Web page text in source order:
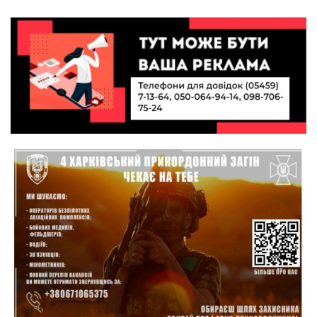
10:49
19 лип
Інтелектуальні злети та творчі перемоги:
історія успіху випускниці Вікторії Кондратенко
10:40
19 лип
Вірний присязі до останнього подиху:
підтримайте петицію про присвоєння звання
«Герой України» (посмертно) прикордоннику
Олександру Бойку
20:34
17 лип
Кохання попри все: як українці створюють сім’ї
в реаліях 2026 року
13:52
15 лип
І волейбол, і хімія на “відмінно”: неймовірна
історія успіху випускниці з Краснопілля
Анастасії Гонтар
13:27
15 лип
НБУ вводить нову банкноту 2 000 грн із
портретом легендарного українця: що
зміниться для наших гаманців
13:22
Гаманець у шоці: які продукти в Україні різко
подешевшали, а за що доведеться платити